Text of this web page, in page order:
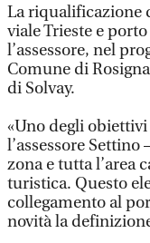
La riqualificazione
viale Trieste e
l’assessore, nel
Comune di
di Solvay.
«Uno degli
l’assessore
zona e tutta l’area
turistica. Questo
collegamento al
novità la